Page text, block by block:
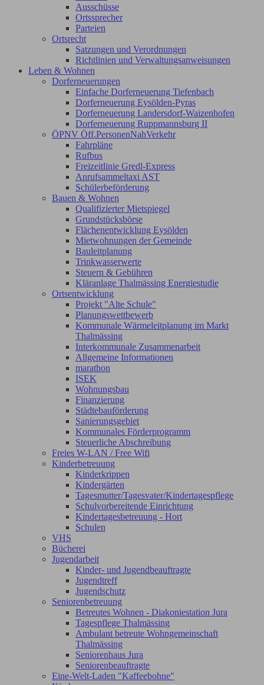
Ausschüsse
Ortssprecher
Parteien
Ortsrecht
Satzungen und Verordnungen
Richtlinien und Verwaltungsanweisungen
Leben & Wohnen
Dorferneuerungen
Einfache Dorferneuerung Tiefenbach
Dorferneuerung Eysölden-Pyras
Dorferneuerung Landersdorf-Waizenhofen
Dorferneuerung Ruppmannsburg II
ÖPNV Öff.PersonenNahVerkehr
Fahrpläne
Rufbus
Freizeitlinie Gredl-Express
Anrufsammeltaxi AST
Schülerbeförderung
Bauen & Wohnen
Qualifizierter Mietspiegel
Grundstücksbörse
Flächenentwicklung Eysölden
Mietwohnungen der Gemeinde
Bauleitplanung
Trinkwasserwerte
Steuern & Gebühren
Kläranlage Thalmässing Energiestudie
Ortsentwicklung
Projekt "Alte Schule"
Planungswettbewerb
Kommunale Wärmeleitplanung im Markt
Thalmässing
Interkommunale Zusammenarbeit
Allgemeine Informationen
marathon
ISEK
Wohnungsbau
Finanzierung
Städtebauförderung
Sanierungsgebiet
Kommunales Förderprogramm
Steuerliche Abschreibung
Freies W-LAN / Free Wifi
Kinderbetreuung
Kinderkrippen
Kindergärten
Tagesmutter/Tagesvater/Kindertagespflege
Schulvorbereitende Einrichtung
Kindertagesbetreuung - Hort
Schulen
VHS
Bücherei
Jugendarbeit
Kinder- und Jugendbeauftragte
Jugendtreff
Jugendschutz
Seniorenbetreuung
Betreutes Wohnen - Diakoniestation Jura
Tagespflege Thalmässing
Ambulant betreute Wohngemeinschaft
Thalmässing
Seniorenhaus Jura
Seniorenbeauftragte
Eine-Welt-Laden "Kaffeebohne"